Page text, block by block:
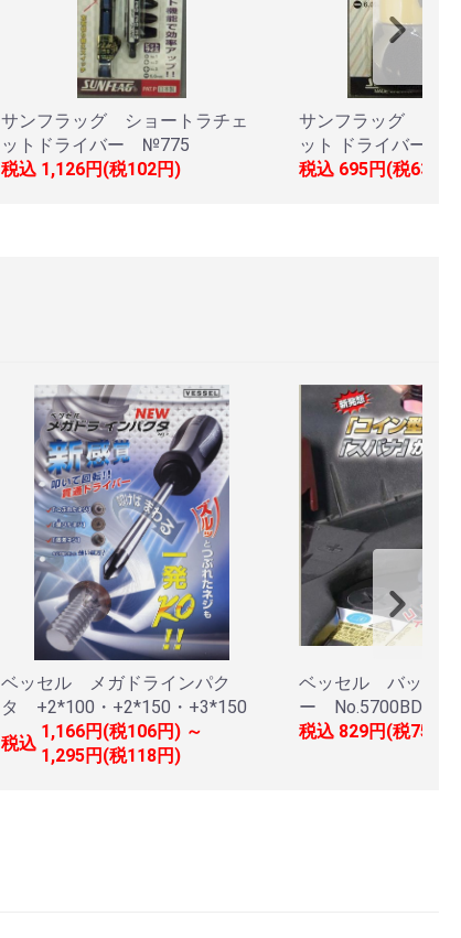
サンフラッグ ショートラチェ
ットドライバー №775
税込 1,126円(税102円)
サンフラッグ スタ
ット ドライバー
税込 695円(税63円)
ベッセル メガドラインパク
タ +2*100・+2*150・+3*150
税込
1,166円(税106円) ～
1,295円(税118円)
ベッセル バッテリ
ー No.5700BD
税込 829円(税75円)